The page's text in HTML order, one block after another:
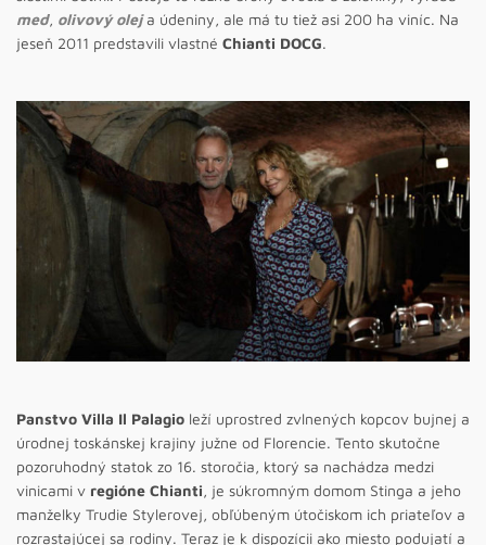
med, olivový oleja údeniny, ale má tu tiež asi 200 ha viníc. Na
jeseň 2011 predstavili vlastné Chianti DOCG.
Panstvo Villa Il Palagio leží uprostred zvlnených kopcov bujnej a
úrodnej toskánskej krajiny južne od Florencie. Tento skutočne
pozoruhodný statok zo 16. storočia, ktorý sa nachádza medzi
vinicami v regióne Chianti, je súkromným domom Stinga a jeho
manželky Trudie Stylerovej, obľúbeným útočiskom ich priateľov a
rozrastajúcej sa rodiny. Teraz je k dispozícii ako miesto podujatí a